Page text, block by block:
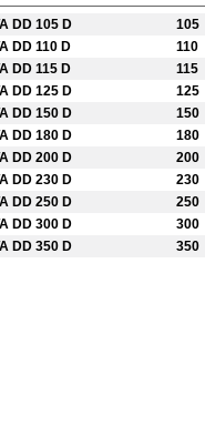
DD 105 D 105
DD 110 D
110
DD 115 D
115
DD 125 D
125
DD 150 D
150
DD 180 D
180
DD 200 D
200
DD 230 D
230
DD 250 D
250
DD 300 D
300
DD 350 D
350